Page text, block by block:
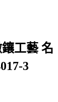
工藝 名
3